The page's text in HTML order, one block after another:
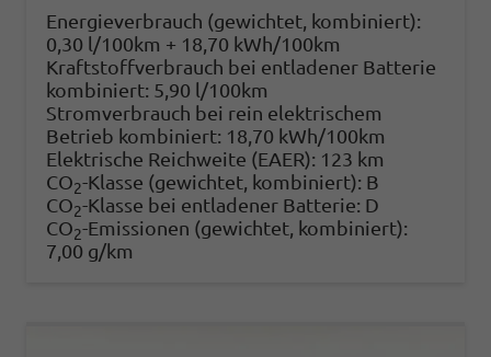
Energieverbrauch (gewichtet, kombiniert):
0,30 l/100km + 18,70 kWh/100km
Kraftstoffverbrauch bei entladener Batterie
kombiniert: 5,90 l/100km
Stromverbrauch bei rein elektrischem
Betrieb kombiniert: 18,70 kWh/100km
Elektrische Reichweite (EAER): 123 km
CO2-Klasse (gewichtet, kombiniert): B
CO2-Klasse bei entladener Batterie: D
CO2-Emissionen (gewichtet, kombiniert):
7,00 g/km